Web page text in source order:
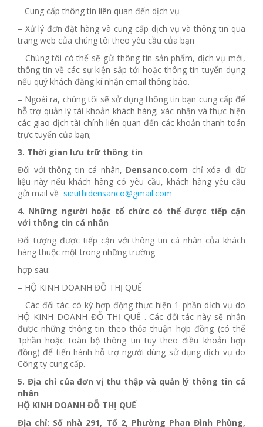
– Cung cấp thông tin liên quan đến dịch vụ
– Xử lý đơn đặt hàng và cung cấp dịch vụ và thông tin qua
trang web của chúng tôi theo yêu cầu của bạn
– Chúng tôi có thể sẽ gửi thông tin sản phẩm, dịch vụ mới,
thông tin về các sự kiện sắp tới hoặc thông tin tuyển dụng
nếu quý khách đăng kí nhận email thông báo.
– Ngoài ra, chúng tôi sẽ sử dụng thông tin bạn cung cấp để
hỗ trợ quản lý tài khoản khách hàng; xác nhận và thực hiện
các giao dịch tài chính liên quan đến các khoản thanh toán
trực tuyến của bạn;
3. Thời gian lưu trữ thông tin
Đối với thông tin cá nhân, Densanco.com chỉ xóa đi dữ
liệu này nếu khách hàng có yêu cầu, khách hàng yêu cầu
gửi mail về sieuthidensanco@gmail.com
4. Những người hoặc tổ chức có thể được tiếp cận
với thông tin cá nhân
Đối tượng được tiếp cận với thông tin cá nhân của khách
hàng thuộc một trong những trường
hợp sau:
– HỘ KINH DOANH ĐỖ THỊ QUẾ
– Các đối tác có ký hợp động thực hiện 1 phần dịch vụ do
HỘ KINH DOANH ĐỖ THỊ QUẾ . Các đối tác này sẽ nhận
được những thông tin theo thỏa thuận hợp đồng (có thể
1phần hoặc toàn bộ thông tin tuy theo điều khoản hợp
đồng) để tiến hành hỗ trợ người dùng sử dụng dịch vụ do
Công ty cung cấp.
5. Địa chỉ của đơn vị thu thập và quản lý thông tin cá
nhân
HỘ KINH DOANH ĐỖ THỊ QUẾ
Địa chỉ: Số nhà 291, Tổ 2, Phường Phan Đình Phùng,